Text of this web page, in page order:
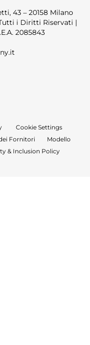
43 – 20158 Milano
i Diritti Riservati |
2085843
Cookie Settings
Fornitori
Modello
& Inclusion Policy